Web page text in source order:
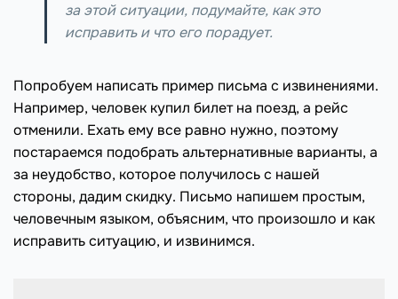
за этой ситуации, подумайте, как это
исправить и что его порадует.
Попробуем написать пример письма с извинениями.
Например, человек купил билет на поезд, а рейс
отменили. Ехать ему все равно нужно, поэтому
постараемся подобрать альтернативные варианты, а
за неудобство, которое получилось с нашей
стороны, дадим скидку. Письмо напишем простым,
человечным языком, объясним, что произошло и как
исправить ситуацию, и извинимся.